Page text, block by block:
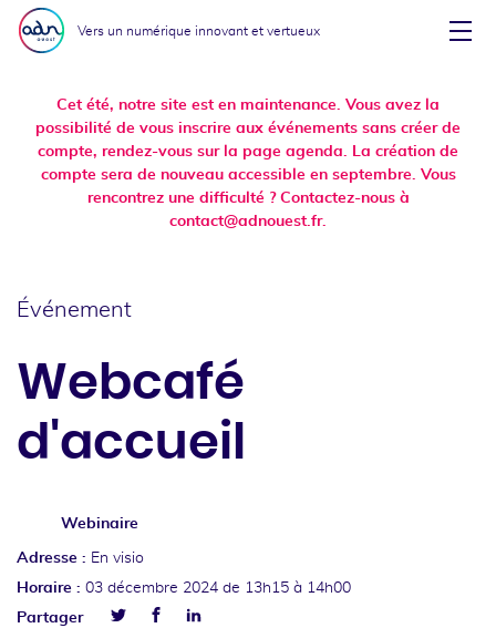
Aller au menu
Aller au contenu
Vers un numérique innovant et vertueux
Cet été, notre site est en maintenance. Vous avez la
possibilité de vous inscrire aux événements sans créer de
compte, rendez-vous sur la page agenda. La création de
compte sera de nouveau accessible en septembre. Vous
rencontrez une difficulté ? Contactez-nous à
contact@adnouest.fr.
Événement
Webcafé
d'accueil
Webinaire
Adresse : En visio
Horaire : 03 décembre 2024 de 13h15 à 14h00
Partager
FacebookLinkedin